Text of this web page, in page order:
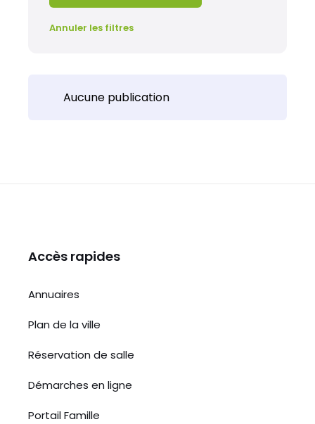
Annuler les filtres
Aucune publication
Accès rapides
Annuaires
Plan de la ville
Réservation de salle
Démarches en ligne
Portail Famille